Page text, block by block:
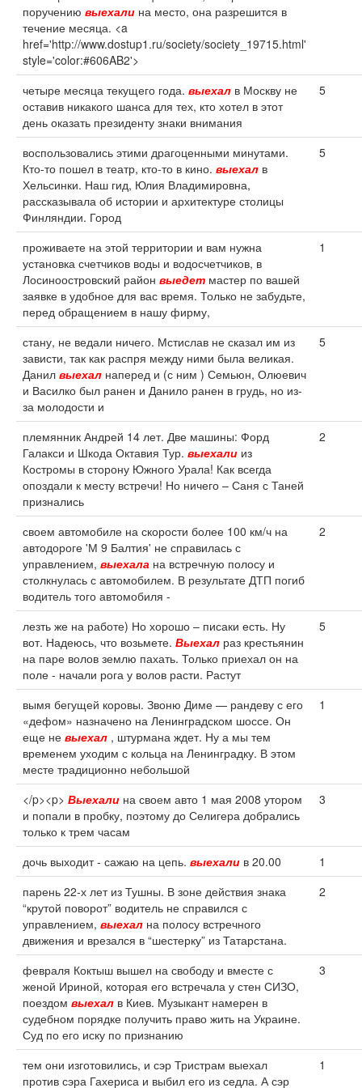
поручению выехали на место, она разрешится в
течение месяца. <a
href='http://www.dostup1.ru/society/society_19715.html'
style='color:#606AB2'>
четыре месяца текущего года. выехал в Москву не
оставив никакого шанса для тех, кто хотел в этот
день оказать президенту знаки внимания
5
воспользовались этими драгоценными минутами.
Кто-то пошел в театр, кто-то в кино. выехал в
Хельсинки. Наш гид, Юлия Владимировна,
рассказывала об истории и архитектуре столицы
Финляндии. Город
5
проживаете на этой территории и вам нужна
установка счетчиков воды и водосчетчиков, в
Лосиноостровский район выедет мастер по вашей
заявке в удобное для вас время. Только не забудьте,
перед обращением в нашу фирму,
1
стану, не ведали ничего. Мстислав не сказал им из
зависти, так как распря между ними была великая.
Данил выехал наперед и (с ним ) Семьюн, Олюевич
и Василко был ранен и Данило ранен в грудь, но из-
за молодости и
5
племянник Андрей 14 лет. Две машины: Форд
Галакси и Шкода Октавия Тур. выехали из
Костромы в сторону Южного Урала! Как всегда
опоздали к месту встречи! Но ничего – Саня с Таней
признались
2
своем автомобиле на скорости более 100 км/ч на
автодороге 'М 9 Балтия' не справилась с
управлением, выехала на встречную полосу и
столкнулась с автомобилем. В результате ДТП погиб
водитель того автомобиля -
2
лезть же на работе) Но хорошо – писаки есть. Ну
вот. Надеюсь, что возьмете. Выехал раз крестьянин
на паре волов землю пахать. Только приехал он на
поле - начали рога у волов расти. Растут
5
вымя бегущей коровы. Звоню Диме — рандеву с его
«дефом» назначено на Ленинградском шоссе. Он
еще не выехал , штурмана ждет. Ну а мы тем
временем уходим с кольца на Ленинградку. В этом
месте традиционно небольшой
1
</p><p> Выехали на своем авто 1 мая 2008 утором
и попали в пробку, поэтому до Селигера добрались
только к трем часам
3
дочь выходит - сажаю на цепь. выехали в 20.00
1
парень 22-х лет из Тушны. В зоне действия знака
“крутой поворот” водитель не справился с
управлением, выехал на полосу встречного
движения и врезался в “шестерку” из Татарстана.
2
февраля Коктыш вышел на свободу и вместе с
женой Ириной, которая его встречала у стен СИЗО,
поездом выехал в Киев. Музыкант намерен в
судебном порядке получить право жить на Украине.
Суд по его иску по признанию
3
тем они изготовились, и сэр Тристрам выехал
против сэра Гахериса и выбил его из седла. А сэр
1